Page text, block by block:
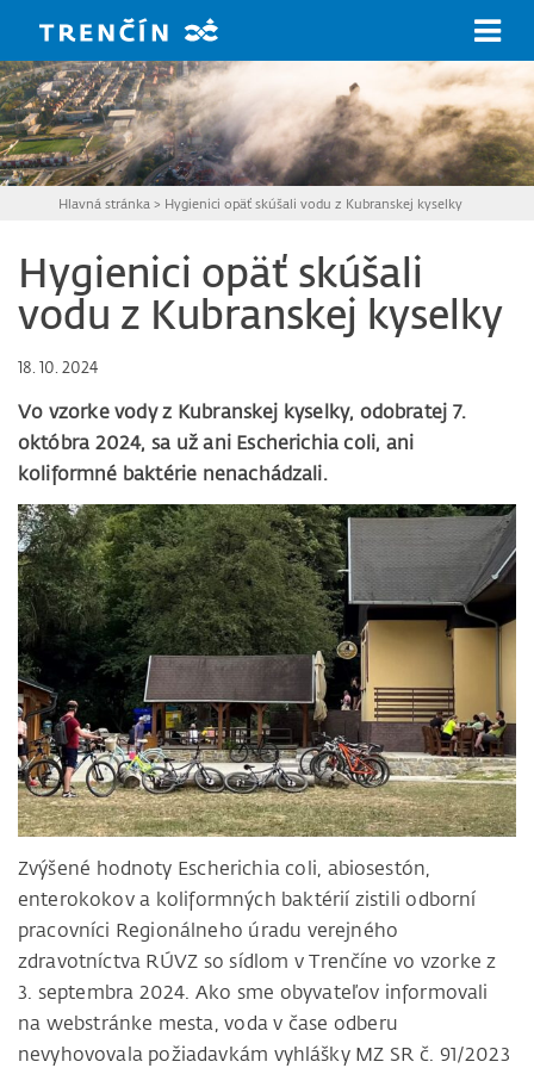
Hlavná stránka > Hygienici opäť skúšali vodu z Kubranskej kyselky
Hygienici opäť skúšali
vodu z Kubranskej kyselky
18. 10. 2024
Vo vzorke vody z Kubranskej kyselky, odobratej 7.
októbra 2024, sa už ani Escherichia coli, ani
koliformné baktérie nenachádzali.
Zvýšené hodnoty Escherichia coli, abiosestón,
enterokokov a koliformných baktérií zistili odborní
pracovníci Regionálneho úradu verejného
zdravotníctva RÚVZ so sídlom v Trenčíne vo vzorke z
3. septembra 2024. Ako sme obyvateľov informovali
na webstránke mesta, voda v čase odberu
nevyhovovala požiadavkám vyhlášky MZ SR č. 91/2023